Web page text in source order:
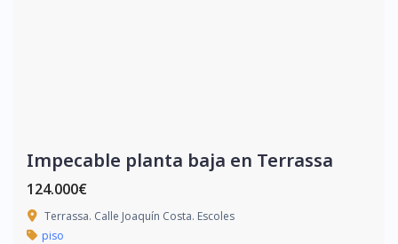
Impecable planta baja en Terrassa
124.000€
Terrassa. Calle Joaquín Costa. Escoles
piso